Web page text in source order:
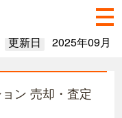
更新日 2025年09月
ン 売却・査定